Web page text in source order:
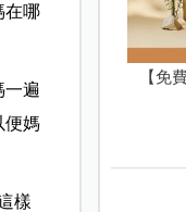
在哪
一遍
便媽
樣
【免